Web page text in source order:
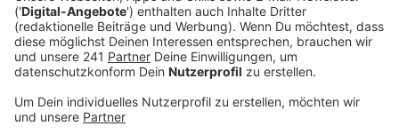
Veröffentlicht:Mittwoch, 27.03.2024 12:47
Anzeige